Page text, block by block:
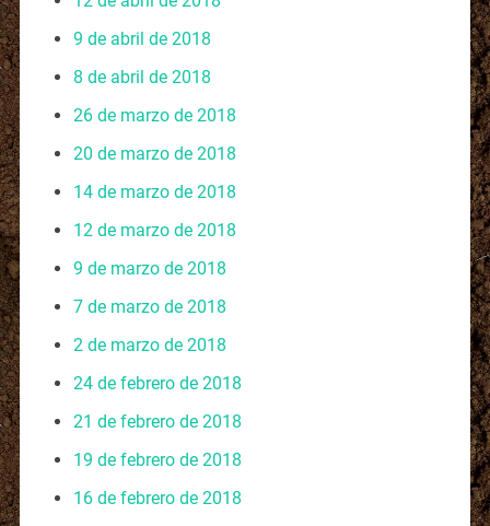
9 de abril de 2018
8 de abril de 2018
26 de marzo de 2018
20 de marzo de 2018
14 de marzo de 2018
12 de marzo de 2018
9 de marzo de 2018
7 de marzo de 2018
2 de marzo de 2018
24 de febrero de 2018
21 de febrero de 2018
19 de febrero de 2018
16 de febrero de 2018